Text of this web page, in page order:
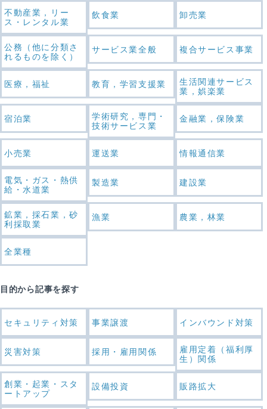
不動産業，リー
ス・レンタル業
飲食業 卸売業
公務（他に分類さ
れるものを除く）
サービス業全般 複合サービス事業
医療，福祉 教育，学習支援業
生活関連サービス
業，娯楽業
宿泊業
学術研究，専門・
技術サービス業
金融業，保険業
小売業 運送業 情報通信業
電気・ガス・熱供
給・水道業
製造業 建設業
鉱業，採石業，砂
利採取業
漁業 農業，林業
全業種
目的から記事を探す
セキュリティ対策 事業譲渡 インバウンド対策
災害対策 採用・雇用関係
雇用定着（福利厚
生）関係
創業・起業・スタ
ートアップ
設備投資 販路拡大